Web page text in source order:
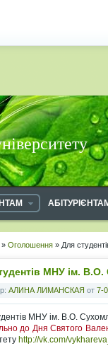
» Оголошення » Для
МНУ ім. В.О.
АЛИНА ЛИМАНСКАЯ от 7-
МНУ ім. В.О.
до Дня Святого
http://vk.com/